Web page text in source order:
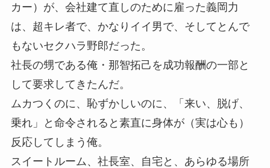
カー）が、会社建て直しのために雇った義岡力
は、超キレ者で、かなりイイ男で、そしてとんで
もないセクハラ野郎だった。
社長の甥である俺・那智拓己を成功報酬の一部と
して要求してきたんだ。
ムカつくのに、恥ずかしいのに、「来い、脱げ、
乗れ」と命令されると素直に身体が（実は心も）
反応してしまう俺。
スイートルーム、社長室、自宅と、あらゆる場所